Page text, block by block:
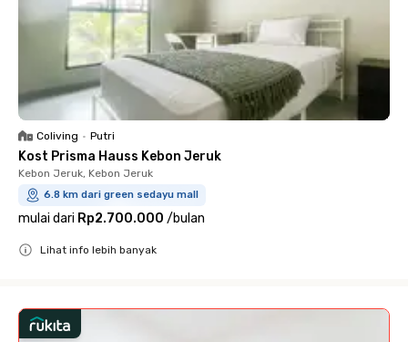
Coliving • Putri
Kost Prisma Hauss Kebon Jeruk
Kebon Jeruk, Kebon Jeruk
6.8 km dari green sedayu mall
mulai dari Rp2.700.000 /bulan
Lihat info lebih banyak